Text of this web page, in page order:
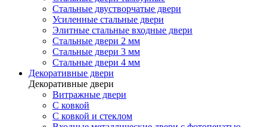
Стальные двустворчатые двери
Усиленные стальные двери
Элитные стальные входные двери
Стальные двери 2 мм
Стальные двери 3 мм
Стальные двери 4 мм
Декоративные двери
Декоративные двери
Витражные двери
С ковкой
С ковкой и стеклом